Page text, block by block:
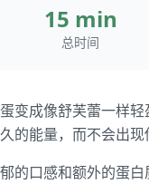
15 min
总时间
变成像舒芙蕾一样
能量，而不会出现
的口感和额外的蛋